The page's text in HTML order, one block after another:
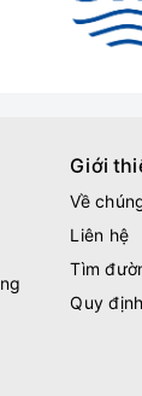
Giới
Về
Liên hệ
Tìm
Quy